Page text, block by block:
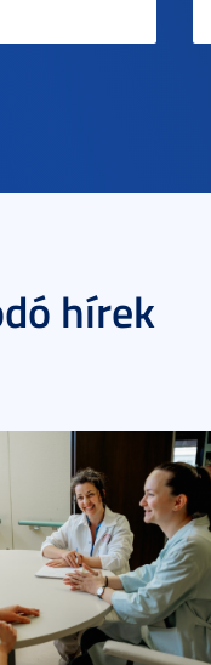
hírek